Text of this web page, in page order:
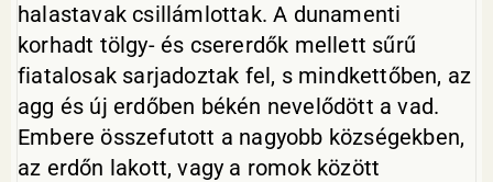
halastavak csillámlottak. A dunamenti
korhadt tölgy- és csererdők mellett sűrű
fiatalosak sarjadoztak fel, s mindkettőben, az
agg és új erdőben békén nevelődött a vad.
Embere összefutott a nagyobb községekben,
az erdőn lakott, vagy a romok között